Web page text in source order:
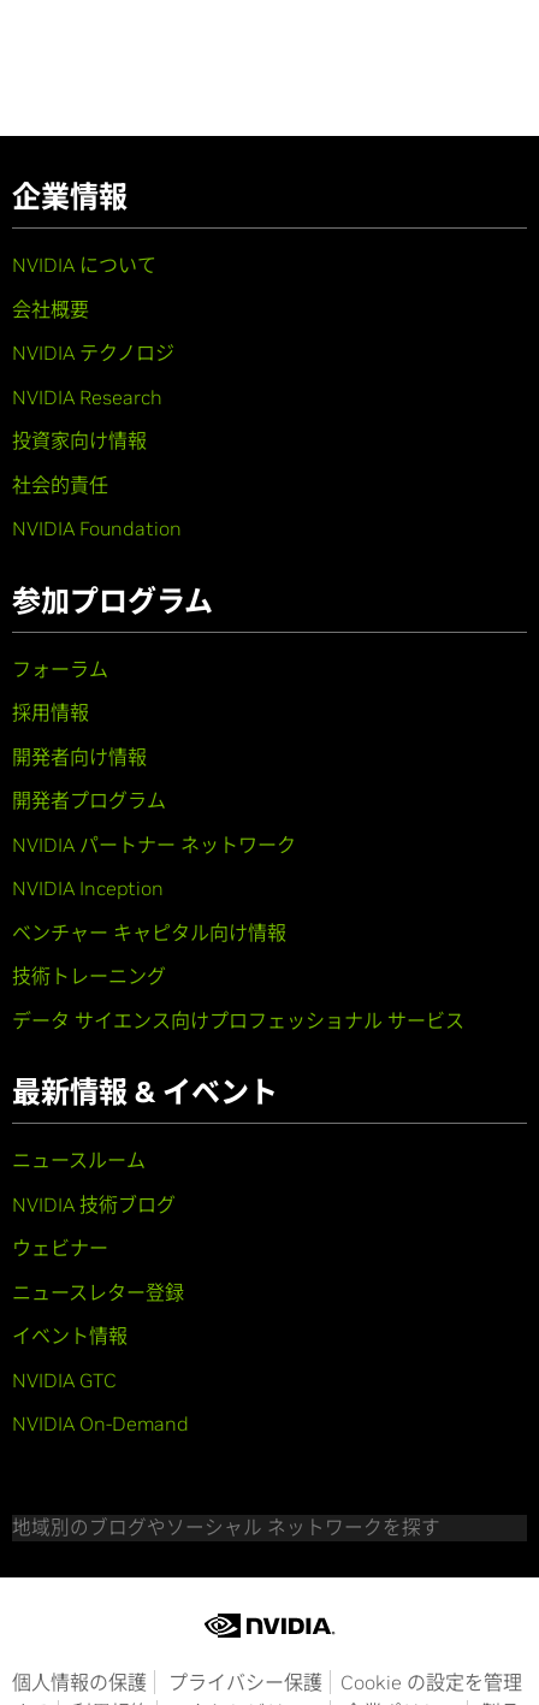
企業情報
NVIDIA について
会社概要
NVIDIA テクノロジ
NVIDIA Research
投資家向け情報
社会的責任
NVIDIA Foundation
参加プログラム
フォーラム
採用情報
開発者向け情報
開発者プログラム
NVIDIA パートナー ネットワーク
NVIDIA Inception
ベンチャー キャピタル向け情報
技術トレーニング
データ サイエンス向けプロフェッショナル サービス
最新情報 & イベント
ニュースルーム
NVIDIA 技術ブログ
ウェビナー
ニュースレター登録
イベント情報
NVIDIA GTC
NVIDIA On-Demand
地域別のブログやソーシャル ネットワークを探す
個人情報の保護 プライバシー保護
Cookie の設定を管理